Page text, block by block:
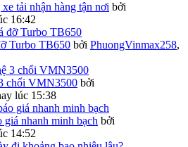
tải nhận hàng tận nơi bởi
16:42
Turbo TB650 bởi PhuongVinmax258,
chổi VMN3500 bởi
lúc 15:38
nhanh minh bạch bởi
14:52